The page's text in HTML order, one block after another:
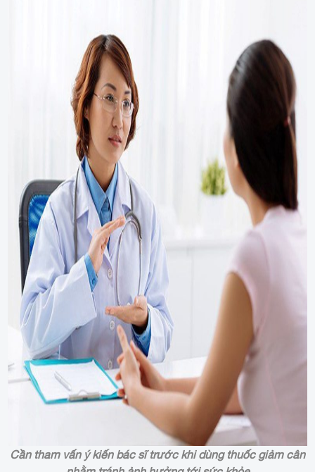
Cần tham vấn ý kiến bác sĩ trước khi dùng thuốc giảm cân